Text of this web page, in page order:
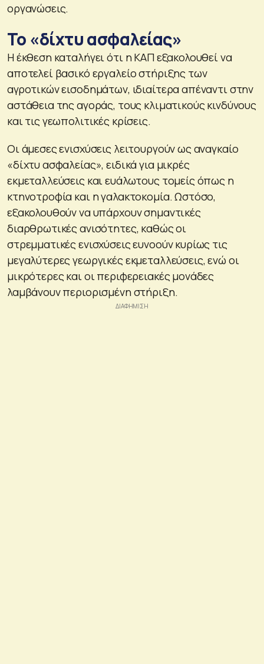
οργανώσεις.
Το «δίχτυ ασφαλείας»
Η έκθεση καταλήγει ότι η ΚΑΠ εξακολουθεί να
αποτελεί βασικό εργαλείο στήριξης των
αγροτικών εισοδημάτων, ιδιαίτερα απέναντι στην
αστάθεια της αγοράς, τους κλιματικούς κινδύνους
και τις γεωπολιτικές κρίσεις.
Οι άμεσες ενισχύσεις λειτουργούν ως αναγκαίο
«δίχτυ ασφαλείας», ειδικά για μικρές
εκμεταλλεύσεις και ευάλωτους τομείς όπως η
κτηνοτροφία και η γαλακτοκομία. Ωστόσο,
εξακολουθούν να υπάρχουν σημαντικές
διαρθρωτικές ανισότητες, καθώς οι
στρεμματικές ενισχύσεις ευνοούν κυρίως τις
μεγαλύτερες γεωργικές εκμεταλλεύσεις, ενώ οι
μικρότερες και οι περιφερειακές μονάδες
λαμβάνουν περιορισμένη στήριξη.